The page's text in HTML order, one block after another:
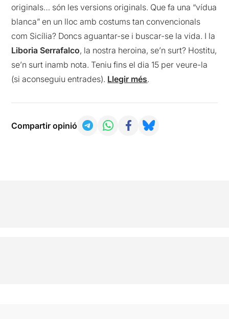
originals… són les versions originals. Que fa una “vídua
blanca” en un lloc amb costums tan convencionals
com Sicília? Doncs aguantar-se i buscar-se la vida. I la
Liboria Serrafalco, la nostra heroina, se’n surt? Hostitu,
se’n surt inamb nota. Teniu fins el dia 15 per veure-la
(si aconseguiu entrades). Llegir més.
Compartir opinió